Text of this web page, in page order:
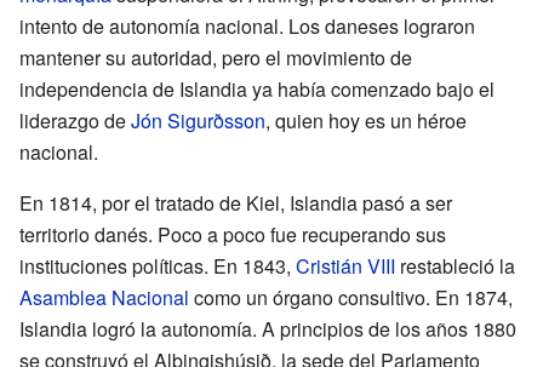
intento de autonomía nacional. Los daneses lograron
mantener su autoridad, pero el movimiento de
independencia de Islandia ya había comenzado bajo el
liderazgo deJón Sigurðsson, quien hoy es un héroe
nacional.
En 1814, por el tratado de Kiel, Islandia pasó a ser
territorio danés. Poco a poco fue recuperando sus
instituciones políticas. En 1843, Cristián VIII restableció la
Asamblea Nacional como un órgano consultivo. En 1874,
Islandia logró la autonomía. A principios de los años 1880
se construyó el Alþingishúsið, la sede del Parlamento